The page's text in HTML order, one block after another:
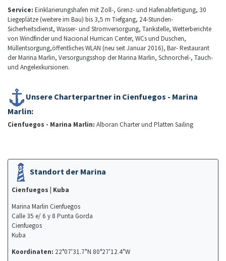
Service: Einklarierungshafen mit Zoll-, Grenz- und Hafen­abfertigung, 30
Liegeplätze (weitere im Bau) bis 3,5 m Tief­gang, 24-Stunden-
Sicherheitsdienst, Wasser- und Stromversorgung, Tankstelle, Wetterberichte
von Windfinder und Nacional Hurrican Center, WCs und Duschen,
Müllentsorgung,öffentliches WLAN (neu seit Januar 2016), Bar- Restaurant
der Marina Marlin, Versorgungsshop der Marina Marlin, Schnorchel-, Tauch-
und Angelexkursionen.
Unsere Charterpartner in Cienfuegos - Marina
Marlin:
Cienfuegos - Marina Marlin: Alboran Charter und Platten Sailing
Standort der Marina
Cienfuegos | Kuba
Marina Marlin Cienfuegos
Calle 35 e/ 6 y 8 Punta Gorda
Cienfuegos
Kuba
Koordinaten: 22°07'31.7"N 80°27'12.4"W